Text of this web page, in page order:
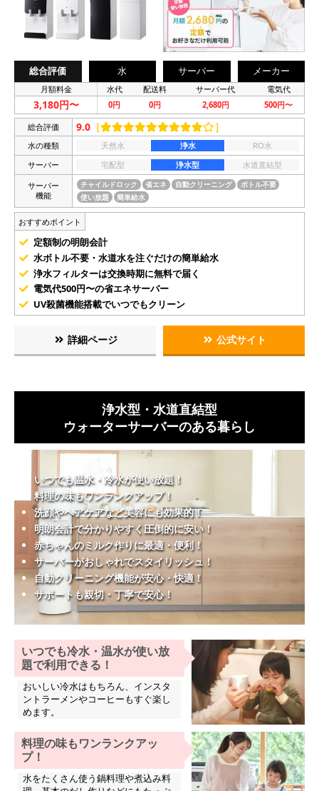
総合評価 水 サーバー メーカー
月額料金 水代 配送料 サーバー代 電気代
3,180円〜 0円 0円 2,680円 500円〜
総合評価 9.0 ［ ］
水の種類 天然水 浄水
RO水
サーバー
宅配型 浄水型
水道直結型
サーバー
機能
チャイルドロック 省エネ 自動クリーニング
ボトル不要
使い放題
簡単給水
おすすめポイント
定額制の明朗会計
水ボトル不要・水道水を注ぐだけの簡単給水
浄水フィルターは交換時期に無料で届く
電気代500円〜の省エネサーバー
UV殺菌機能搭載でいつでもクリーン
詳細ページ 公式サイト
浄水型・水道直結型
ウォーターサーバーのある暮らし
いつでも温水・冷水が使い放題！
料理の味もワンランクアップ！
洗顔やヘアケアなど美容にも効果的！
明朗会計で分かりやすく圧倒的に安い！
赤ちゃんのミルク作りに最適・便利！
サーバーがおしゃれでスタイリッシュ！
自動クリーニング機能が安心・快適！
サポートも親切・丁寧で安心！
いつでも冷水・温水が使い放
題で利用できる！
おいしい冷水はもちろん、インスタ
ントラーメンやコーヒーもすぐ楽し
めます。
料理の味もワンランクアッ
プ！
水をたくさん使う鍋料理や煮込み料